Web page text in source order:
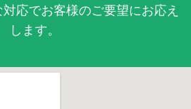
応でお客様のご要望にお応え
します。